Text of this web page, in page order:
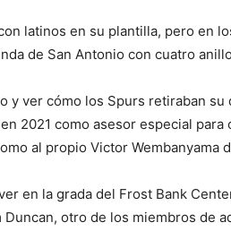
latinos en su plantilla, pero en
de San Antonio con cuatro
y ver cómo los Spurs retiraban su
2021 como asesor especial
al propio Victor Wembanyama
en la grada del Frost Bank
otro de los miembros de